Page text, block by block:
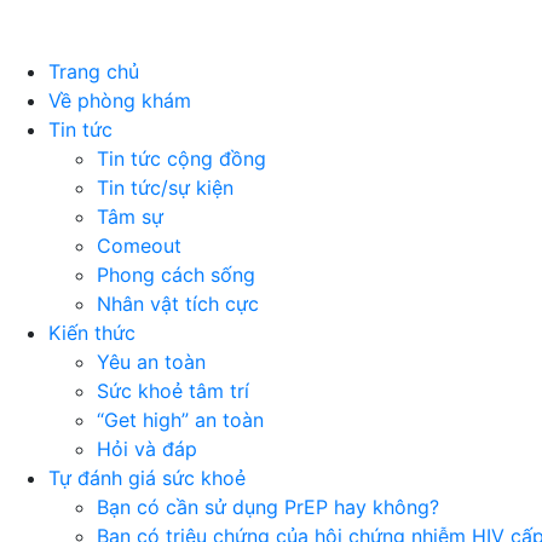
Trang chủ
Về phòng khám
Tin tức
Tin tức cộng đồng
Tin tức/sự kiện
Tâm sự
Comeout
Phong cách sống
Nhân vật tích cực
Kiến thức
Yêu an toàn
Sức khoẻ tâm trí
“Get high” an toàn
Hỏi và đáp
Tự đánh giá sức khoẻ
Bạn có cần sử dụng PrEP hay không?
Bạn có triệu chứng của hội chứng nhiễm HIV